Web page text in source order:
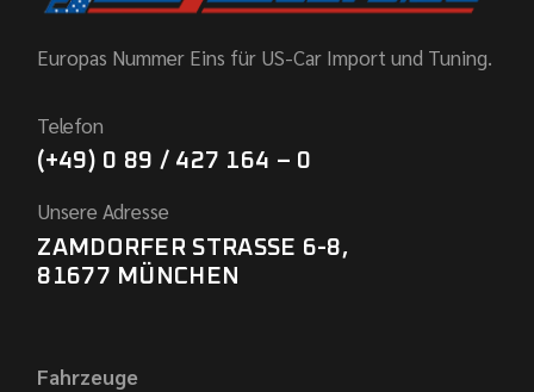
Europas Nummer Eins für US-Car Import und Tuning.
Telefon
(+49) 0 89 / 427 164 – 0
Unsere Adresse
ZAMDORFER STRASSE 6-8,
81677 MÜNCHEN
Fahrzeuge